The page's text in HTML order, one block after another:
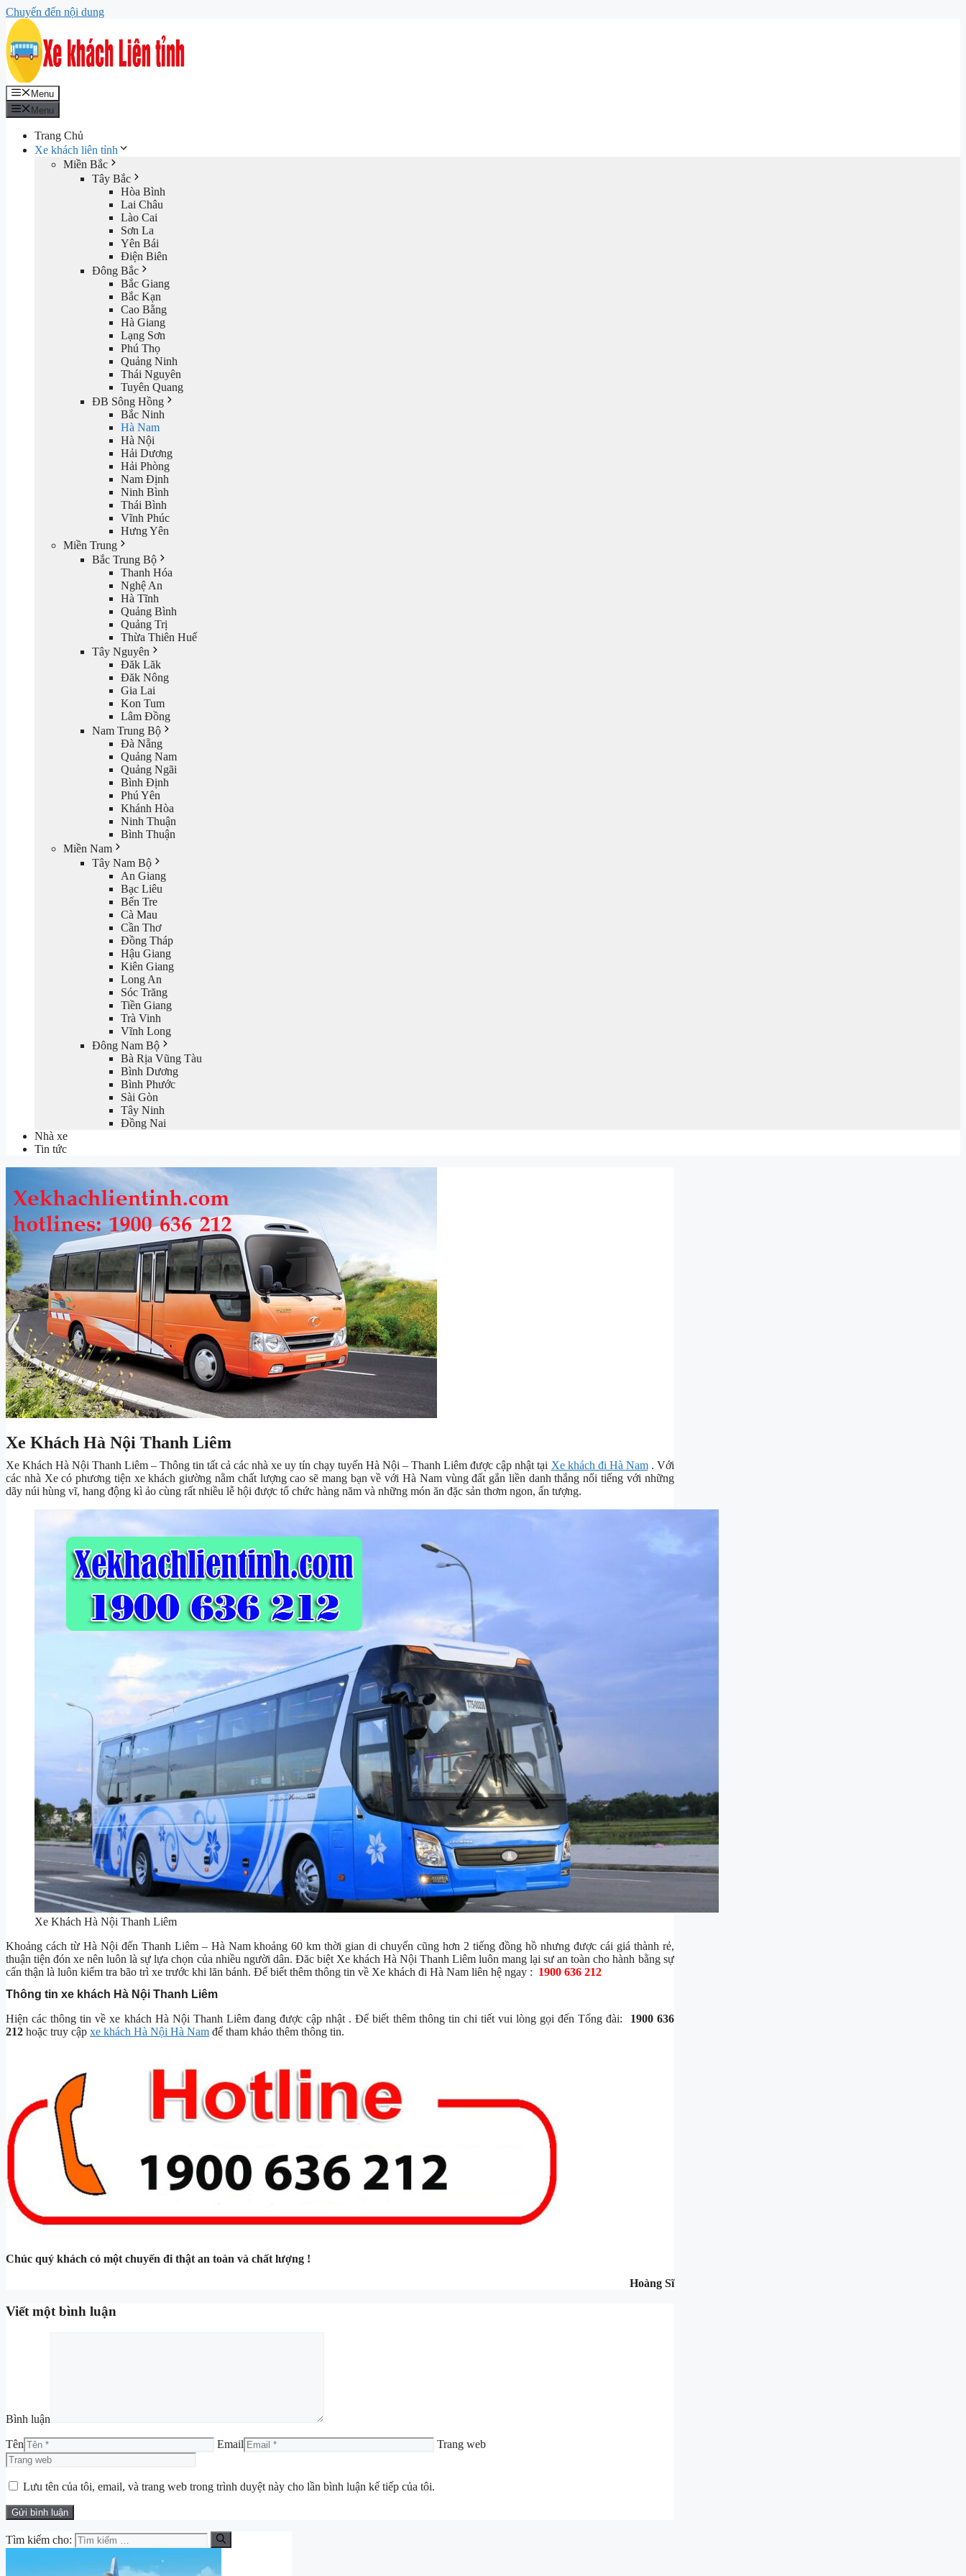
Chuyển đến nội dung
Menu
Menu
Trang Chủ
Xe khách liên tỉnh
Miền Bắc
Tây Bắc
Hòa Bình
Lai Châu
Lào Cai
Sơn La
Yên Bái
Điện Biên
Đông Bắc
Bắc Giang
Bắc Kạn
Cao Bằng
Hà Giang
Lạng Sơn
Phú Thọ
Quảng Ninh
Thái Nguyên
Tuyên Quang
ĐB Sông Hồng
Bắc Ninh
Hà Nam
Hà Nội
Hải Dương
Hải Phòng
Nam Định
Ninh Bình
Thái Bình
Vĩnh Phúc
Hưng Yên
Miền Trung
Bắc Trung Bộ
Thanh Hóa
Nghệ An
Hà Tĩnh
Quảng Bình
Quảng Trị
Thừa Thiên Huế
Tây Nguyên
Đăk Lăk
Đăk Nông
Gia Lai
Kon Tum
Lâm Đồng
Nam Trung Bộ
Đà Nẵng
Quảng Nam
Quảng Ngãi
Bình Định
Phú Yên
Khánh Hòa
Ninh Thuận
Bình Thuận
Miền Nam
Tây Nam Bộ
An Giang
Bạc Liêu
Bến Tre
Cà Mau
Cần Thơ
Đồng Tháp
Hậu Giang
Kiên Giang
Long An
Sóc Trăng
Tiền Giang
Trà Vinh
Vĩnh Long
Đông Nam Bộ
Bà Rịa Vũng Tàu
Bình Dương
Bình Phước
Sài Gòn
Tây Ninh
Đồng Nai
Nhà xe
Tin tức
Xe Khách Hà Nội Thanh Liêm
Xe Khách Hà Nội Thanh Liêm – Thông tin tất cả các nhà xe uy tín chạy tuyến Hà Nội – Thanh Liêm được cập nhật tại Xe khách đi Hà Nam. Với
các nhà Xe có phương tiện xe khách giường nằm chất lượng cao sẽ mang bạn về với Hà Nam vùng đất gắn liền danh thắng nổi tiếng với những
dãy núi hùng vĩ, hang động kì ảo cùng rất nhiều lễ hội được tổ chức hàng năm và những món ăn đặc sản thơm ngon, ấn tượng.
Xe Khách Hà Nội Thanh Liêm
Khoảng cách từ Hà Nội đến Thanh Liêm – Hà Nam khoảng 60 km thời gian di chuyển cũng hơn 2 tiếng đồng hồ nhưng được cái giá thành rẻ,
thuận tiện đón xe nên luôn là sự lựa chọn của nhiều người dân. Đăc biệt Xe khách Hà Nội Thanh Liêm luôn mang lại sư an toàn cho hành bằng sự
cẩn thận là luôn kiểm tra bão trì xe trước khi lăn bánh. Để biết thêm thông tin về Xe khách đi Hà Nam liên hệ ngay : 1900 636 212
Thông tin xe khách Hà Nội Thanh Liêm
Hiện các thông tin về xe khách Hà Nội Thanh Liêm đang được cập nhật . Để biết thêm thông tin chi tiết vui lòng gọi đến Tổng đài:
1900 636
212 hoặc truy cập xe khách Hà Nội Hà Nam để tham khảo thêm thông tin.
Chúc quý khách có một chuyến đi thật an toàn và chất lượng !
Hoàng Sĩ
Viết một bình luận
Bình luận
Tên Email Trang web
Lưu tên của tôi, email, và trang web trong trình duyệt này cho lần bình luận kế tiếp của tôi.
Tìm kiếm cho: